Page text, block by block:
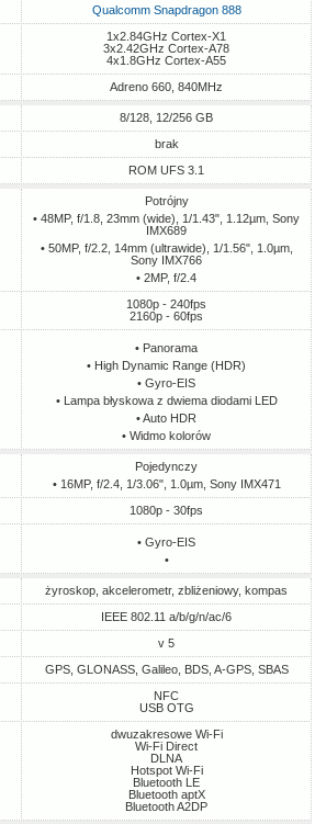
Qualcomm Snapdragon 888
1x2.84GHz Cortex-X1
3x2.42GHz Cortex-A78
4x1.8GHz Cortex-A55
Adreno 660, 840MHz
8/128, 12/256 GB
brak
ROM UFS 3.1
Potrójny
• 48MP, f/1.8, 23mm (wide), 1/1.43", 1.12µm, Sony
IMX689
• 50MP, f/2.2, 14mm (ultrawide), 1/1.56", 1.0µm,
Sony IMX766
• 2MP, f/2.4
1080p - 240fps
2160p - 60fps
• Panorama
• High Dynamic Range (HDR)
• Gyro-EIS
• Lampa błyskowa z dwiema diodami LED
• Auto HDR
• Widmo kolorów
Pojedynczy
• 16MP, f/2.4, 1/3.06", 1.0µm, Sony IMX471
1080p - 30fps
• Gyro-EIS
•
żyroskop, akcelerometr, zbliżeniowy, kompas
IEEE 802.11 a/b/g/n/ac/6
v 5
GPS, GLONASS, Galileo, BDS, A-GPS, SBAS
NFC
USB OTG
dwuzakresowe Wi-Fi
Wi-Fi Direct
DLNA
Hotspot Wi-Fi
Bluetooth LE
Bluetooth aptX
Bluetooth A2DP